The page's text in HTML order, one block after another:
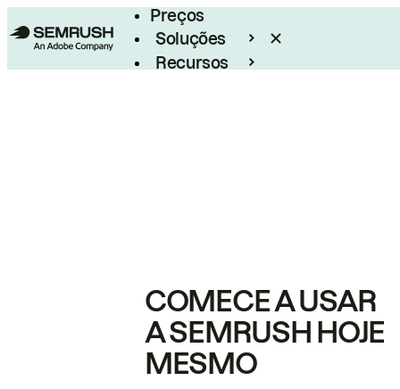
Preços
Soluções
Recursos
COMECE A USAR
A SEMRUSH HOJE
MESMO